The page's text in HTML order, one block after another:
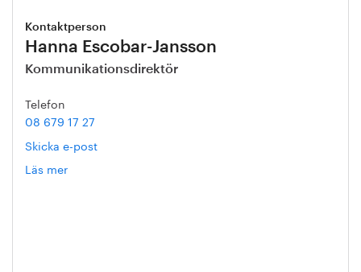
Kontaktperson
Hanna Escobar-Jansson
Kommunikationsdirektör
Telefon
08 679 17 27
Skicka e-post
Läs mer